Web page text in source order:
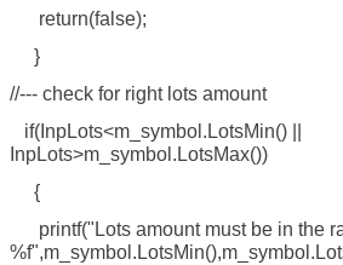
return(false);
}
//--- check for right lots amount
if(InpLots<m_symbol.LotsMin() ||
InpLots>m_symbol.LotsMax())
{
printf("Lots amount must be in the